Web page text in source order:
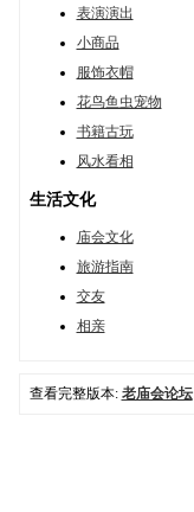
表演演出
小商品
服饰衣帽
花鸟鱼虫宠物
书籍古玩
风水看相
生活文化
庙会文化
旅游指南
交友
相亲
查看完整版本: 老庙会论坛